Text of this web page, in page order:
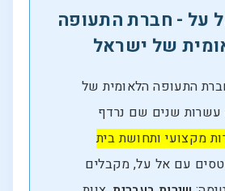
על - חברת התעופה
של ישראל
התעופה הלאומית של
עשרות שנים שם נרדף
מקצועי ותחושת בית
עם אל על, מקבלים